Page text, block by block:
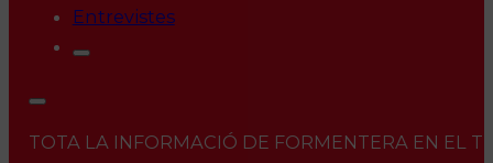
Entrevistes
TOTA LA INFORMACIÓ DE FORMENTERA EN EL